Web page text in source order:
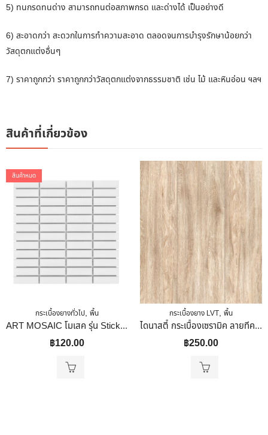
5) ทนกรดทนด่าง สามารถทนต่อสภาพกรด และด่างได้ เป็นอย่างดี
6) สะอาดกว่า สะดวกในการทำความสะอาด ตลอดจนการบำรุงรักษาน้อยกว่า
วัสดุตกแต่งอื่นๆ
7) ราคาถูกกว่า ราคาถูกกว่าวัสดุตกแต่งจากธรรมชาติ เช่น ไม้ และหินอ่อน ฯลฯ
สินค้าที่เกี่ยวข้อง
สินค้าหมด
กระเบื้องยางทั่วไป, พื้น
ART MOSAIC โมเสค รุ่น Stick Matte White ขนาด 298 X 294 X 5.5 Mm.
฿120.00
กระเบื้องยาง LVT, พื้น
ไดนาสตี้ กระเบื้องเซรามิค ลายทีค (หน้าหยาบ)40 X 40cm
฿250.00